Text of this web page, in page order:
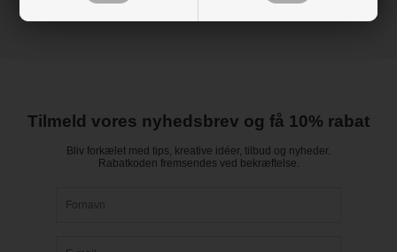
Tilmeld vores nyhedsbrev og få 10% rabat
Bliv forkælet med tips, kreative idéer, tilbud og nyheder.
Rabatkoden fremsendes ved bekræftelse.